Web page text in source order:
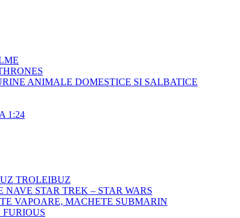
ANIMALE DOMESTICE SI SALBATICE
1:24
TROLEIBUZ
NAVE STAR TREK – STAR WARS
VAPOARE, MACHETE SUBMARIN